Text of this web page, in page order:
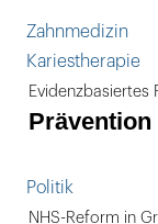
Zahnmedizin
Kariestherapie
Evidenzbasiertes
Prävention
Politik
NHS-Reform in